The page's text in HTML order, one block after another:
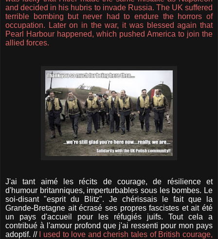
and decided in his hubris to invade Russia. The UK suffered
terrible bombing but never had to endure the horrors of
occupation. Later on in the war, it was blessed again that
Pearl Harbour happened, which pushed America to join the
allied forces.
J'ai tant aimé les récits de courage, de résilience et
d'humour britanniques, imperturbables sous les bombes. Le
soi-disant "esprit du Blitz". Je chérissais le fait que la
Grande-Bretagne ait écrasé ses propres fascistes et ait été
un pays d'accueil pour les réfugiés juifs. Tout cela a
contribué à l'amour profond que j'ai ressenti pour mon pays
adoptif. //
I used to love and cherish tales of British courage,